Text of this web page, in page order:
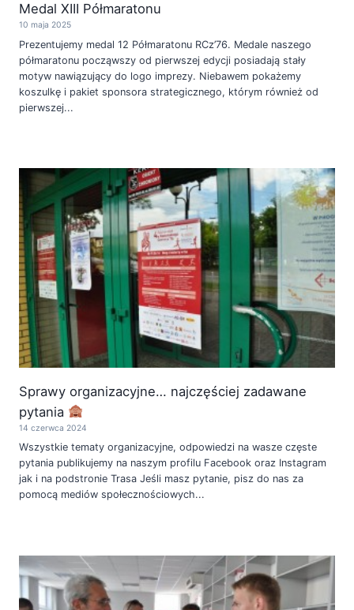
Medal XIII Półmaratonu
10 maja 2025
Prezentujemy medal 12 Półmaratonu RCz’76. Medale naszego
półmaratonu począwszy od pierwszej edycji posiadają stały
motyw nawiązujący do logo imprezy. Niebawem pokażemy
koszulkę i pakiet sponsora strategicznego, którym również od
pierwszej...
Sprawy organizacyjne… najczęściej zadawane
pytania
14 czerwca 2024
Wszystkie tematy organizacyjne, odpowiedzi na wasze częste
pytania publikujemy na naszym profilu Facebook oraz Instagram
jak i na podstronie Trasa Jeśli masz pytanie, pisz do nas za
pomocą mediów społecznościowych...